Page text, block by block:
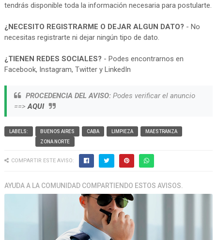
tendrás disponible toda la información necesaria para postularte.
¿NECESITO REGISTRARME O DEJAR ALGUN DATO? - No
necesitas registrarte ni dejar ningún tipo de dato.
¿TIENEN REDES SOCIALES? - Podes encontrarnos en
Facebook, Instagram, Twitter y LinkedIn
PROCEDENCIA DEL AVISO:Podes verificar el anuncio
==>AQUI
LABELS: BUENOS AIRES CABA LIMPIEZA
MAESTRANZA
ZONA NORTE
COMPARTIR ESTE AVISO:
AYUDA A LA COMUNIDAD COMPARTIENDO ESTOS AVISOS.